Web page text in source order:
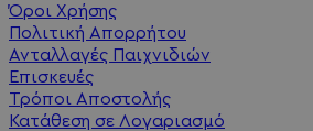
Όροι Χρήσης
Πολιτική Απορρήτου
Ανταλλαγές Παιχνιδιών
Επισκευές
Τρόποι Αποστολής
Κατάθεση σε Λογαριασμό